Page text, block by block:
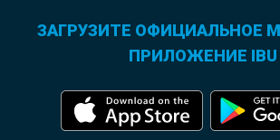
ЗАГРУЗИТЕ ОФИЦИАЛЬНОЕ
ПРИЛОЖЕНИЕ IBU